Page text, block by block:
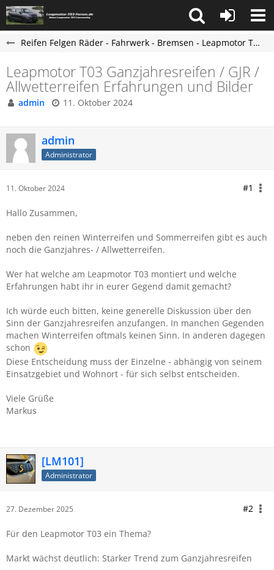
Reifen Felgen Räder - Fahrwerk - Bremsen - Leapmotor T03 Forum
Leapmotor T03 Ganzjahresreifen / GJR /
Allwetterreifen Erfahrungen und Bilder
admin 11. Oktober 2024
admin
Administrator
11. Oktober 2024 #1
Hallo Zusammen,
neben den reinen Winterreifen und Sommerreifen gibt es auch
noch die Ganzjahres- / Allwetterreifen.
Wer hat welche am Leapmotor T03 montiert und welche
Erfahrungen habt ihr in eurer Gegend damit gemacht?
Ich würde euch bitten, keine generelle Diskussion über den
Sinn der Ganzjahresreifen anzufangen. In manchen Gegenden
machen Winterreifen oftmals keinen Sinn. In anderen dagegen
schon
Diese Entscheidung muss der Einzelne - abhängig von seinem
Einsatzgebiet und Wohnort - für sich selbst entscheiden.
Viele Grüße
Markus
[LM101]
Administrator
27. Dezember 2025 #2
Für den Leapmotor T03 ein Thema?
Markt wächst deutlich: Starker Trend zum Ganzjahresreifen